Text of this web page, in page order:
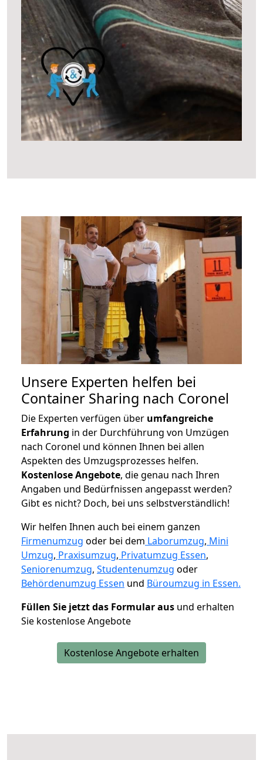
Unsere Experten helfen bei
Container Sharing nach Coronel
Die Experten verfügen über umfangreiche
Erfahrung in der Durchführung von Umzügen
nach Coronel und können Ihnen bei allen
Aspekten des Umzugsprozesses helfen.
Kostenlose Angebote, die genau nach Ihren
Angaben und Bedürfnissen angepasst werden?
Gibt es nicht? Doch, bei uns selbstverständlich!
Wir helfen Ihnen auch bei einem ganzen
Firmenumzug oder bei dem Laborumzug, Mini
Umzug, Praxisumzug, Privatumzug Essen,
Seniorenumzug, Studentenumzug oder
Behördenumzug Essen und Büroumzug in Essen.
Füllen Sie jetzt das Formular aus und erhalten
Sie kostenlose Angebote
Kostenlose Angebote erhalten